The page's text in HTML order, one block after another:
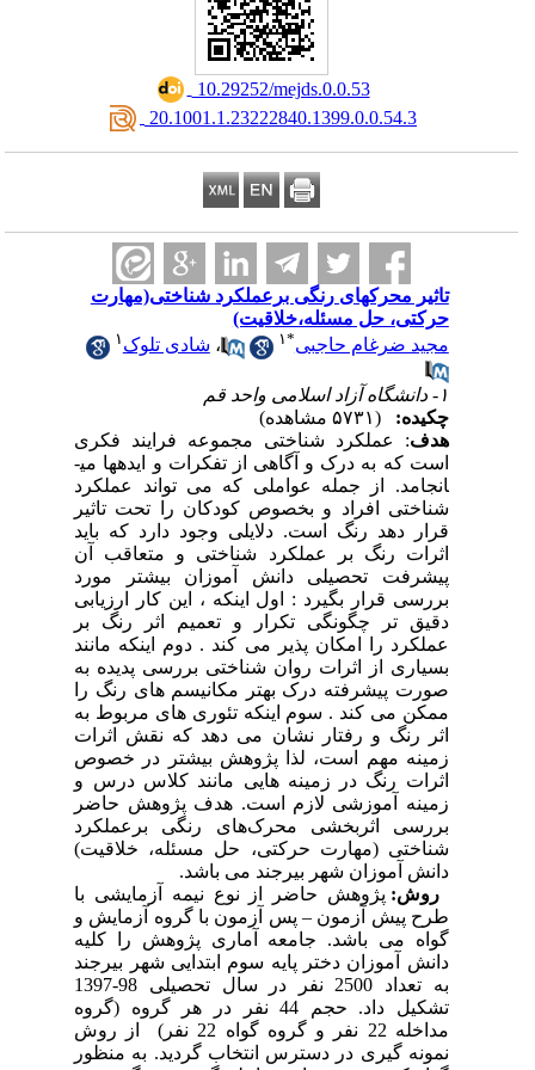
‎ 10.29252/mejds.0.0.53
‎ 20.1001.1.23222840.1399.0.0.54.3
تاثیر محرکهای رنگی برعملکرد شناختی(مهارت
حرکتی، حل مسئله،خلاقیت)
مجید ضرغام حاجبی
۱ ،شادی تلوک۱
چکیده:
هدف: عملکرد شناختی مجموعه فرایند فکری
است که به درک و آگاهی از تفکرات و ایده­ها می­
انجامد. از جمله عواملی که می تواند عملکرد
شناختی افراد و بخصوص کودکان را تحت تاثیر
قرار دهد رنگ است. دلایلی وجود دارد که باید
اثرات رنگ بر عملکرد شناختی و متعاقب آن
پیشرفت تحصیلی دانش آموزان بیشتر مورد
بررسی قرار بگیرد : اول اینکه ، این کار ارزیابی
دقیق تر چگونگی تکرار و تعمیم اثر رنگ بر
عملکرد را امکان پذیر می کند . دوم اینکه مانند
بسیاری از اثرات روان شناختی بررسی پدیده به
صورت پیشرفته درک بهتر مکانیسم های رنگ را
ممکن می کند . سوم اینکه تئوری های مربوط به
اثر رنگ و رفتار نشان می دهد که نقش اثرات
زمینه مهم است، لذا پژوهش بیشتر در خصوص
اثرات رنگ در زمینه هایی مانند کلاس درس و
زمینه آموزشی لازم است. هدف پژوهش حاضر
بررسی اثربخشی محرکهای رنگی برعملکرد
شناختی (مهارت حرکتی، حل مسئله، خلاقیت)
دانش آموزان شهر بیرجند می باشد.
روش: پژوهش حاضر از نوع نیمه آزمایشی با
طرح پیش آزمون – پس آزمون با گروه آزمایش و
گواه می باشد. جامعه آماری پژوهش را کلیه
دانش آموزان دختر پایه سوم ابتدایی شهر بیرجند
به تعداد 2500 نفر در سال تحصیلی 98-1397
تشکیل داد. حجم 44 نفر در هر گروه (گروه
مداخله 22 نفر و گروه گواه 22 نفر) از روش
نمونه گیری در دسترس انتخاب گردید. به منظور